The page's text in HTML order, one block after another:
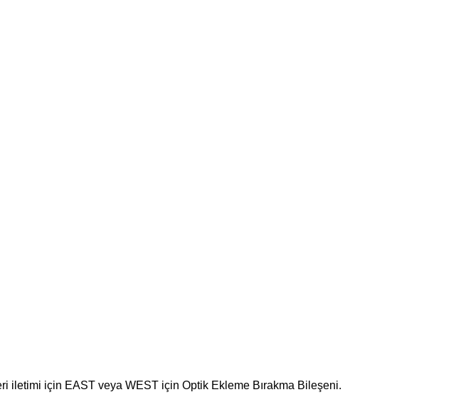
iletimi için EAST veya WEST için Optik Ekleme Bırakma Bileşeni.